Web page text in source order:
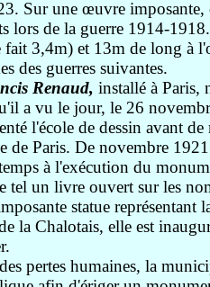
Sur une œuvre imposante,
lors de la guerre 1914-
fait 3,4m) et 13m de long à
des guerres suivantes.
Renaud, installé à Paris,
a vu le jour, le 26
l'école de dessin avant
de Paris. De novembre
à l'exécution du
tel un livre ouvert sur les
statue représentant
la Chalotais, elle est
pertes humaines, la